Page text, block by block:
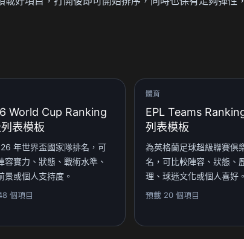
World Cup Ranking
表模板
年世界盃國家隊排名，可
容實力、狀態、戰術水準、
景或個人支持度。
個項目
體育
EPL Teams
列表模板
為英格蘭足球超級聯賽俱
名，可比較陣容、狀態、
理、球迷文化或個人喜好。
預載 20 個項目